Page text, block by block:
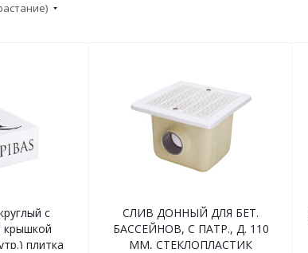
с
крышкой
плитка
СЛИВ ДОННЫЙ ДЛЯ БЕТ.
БАССЕЙНОВ, С ПАТР., Д. 110
ММ, СТЕКЛОПЛАСТИК